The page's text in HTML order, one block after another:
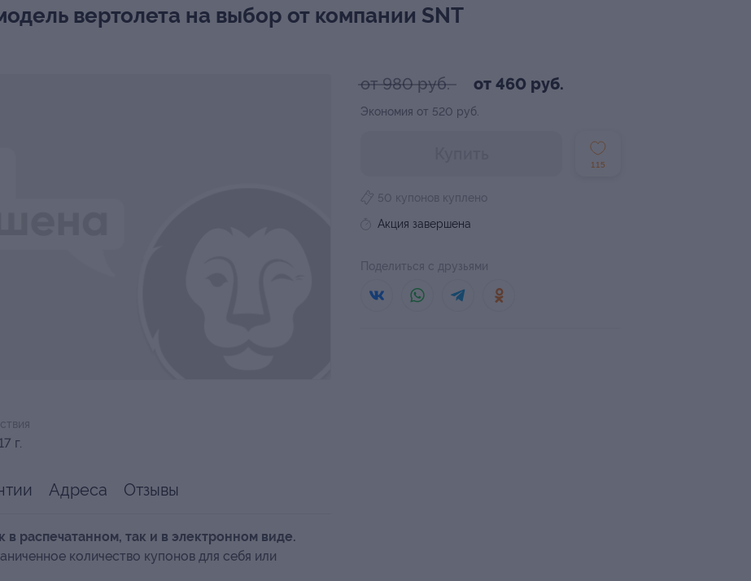
вертолета на выбор от компании SNT
от 980 руб. от 460 руб.
Экономия от 520 руб.
115
50 купонов куплено
Акция завершена
Поделиться с друзьями
г.
Адреса Отзывы
распечатанном, так и в электронном виде.
количество купонов для себя или